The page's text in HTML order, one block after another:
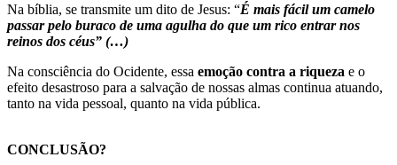
Na bíblia, se transmite um dito de Jesus: “É mais fácil um camelo
passar pelo buraco de uma agulha do que um rico entrar nos
reinos dos céus” (…)
Na consciência do Ocidente, essa emoção contra a riqueza e o
efeito desastroso para a salvação de nossas almas continua atuando,
tanto na vida pessoal, quanto na vida pública.
CONCLUSÃO?